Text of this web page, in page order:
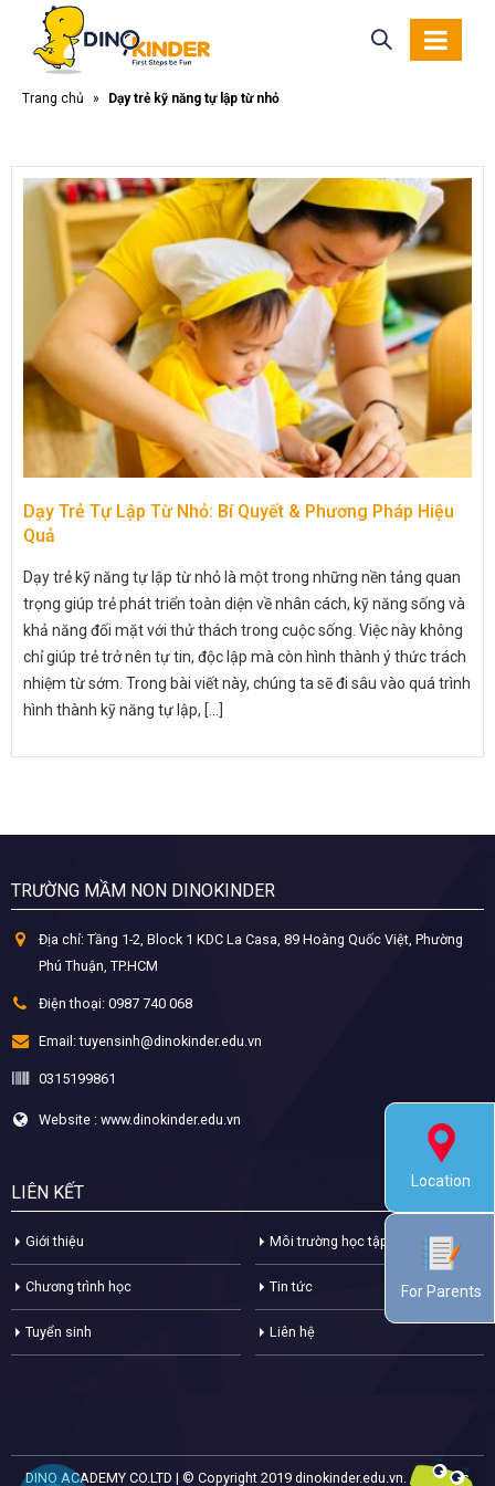
Trang chủ » Dạy trẻ kỹ năng tự lập từ nhỏ
Dạy Trẻ Tự Lập Từ Nhỏ: Bí Quyết & Phương Pháp Hiệu
Quả
Dạy trẻ kỹ năng tự lập từ nhỏ là một trong những nền tảng quan
trọng giúp trẻ phát triển toàn diện về nhân cách, kỹ năng sống và
khả năng đối mặt với thử thách trong cuộc sống. Việc này không
chỉ giúp trẻ trở nên tự tin, độc lập mà còn hình thành ý thức trách
nhiệm từ sớm. Trong bài viết này, chúng ta sẽ đi sâu vào quá trình
hình thành kỹ năng tự lập, [...]
TRƯỜNG MẦM NON DINOKINDER
Địa chỉ: Tầng 1-2, Block 1 KDC La Casa, 89 Hoàng Quốc Việt, Phường
Phú Thuận, TP.HCM
Điện thoại: 0987 740 068
Email: tuyensinh@dinokinder.edu.vn
0315199861
Website : www.dinokinder.edu.vn
LIÊN KẾT
Giới thiệu
Chương trình học
Tuyển sinh
Môi trường học tập
Tin tức
Liên hệ
DINO ACADEMY CO.LTD | © Copyright 2019 dinokinder.edu.vn. All Rights
Location
For Parents